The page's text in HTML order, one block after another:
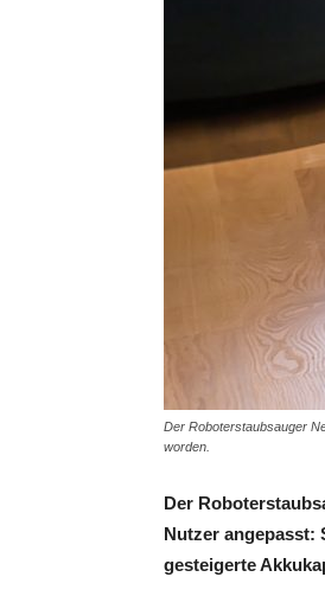
Der Roboterstaubsauger
worden.
Der
Nutzer angepasst:
gesteigerte